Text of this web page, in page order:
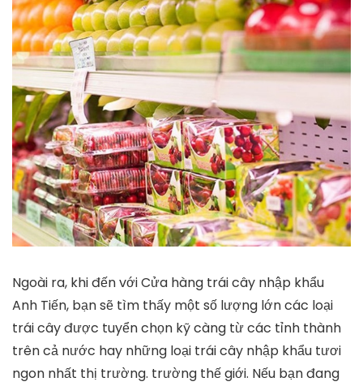
Ngoài ra, khi đến với Cửa hàng trái cây nhập khẩu
Anh Tiến, bạn sẽ tìm thấy một số lượng lớn các loại
trái cây được tuyển chọn kỹ càng từ các tỉnh thành
trên cả nước hay những loại trái cây nhập khẩu tươi
ngon nhất thị trường. trường thế giới. Nếu bạn đang